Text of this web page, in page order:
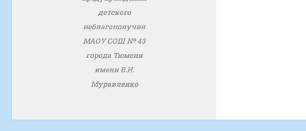
детского
неблагополучия
МАОУ СОШ № 43
города Тюмени
имени В.И.
Муравленко